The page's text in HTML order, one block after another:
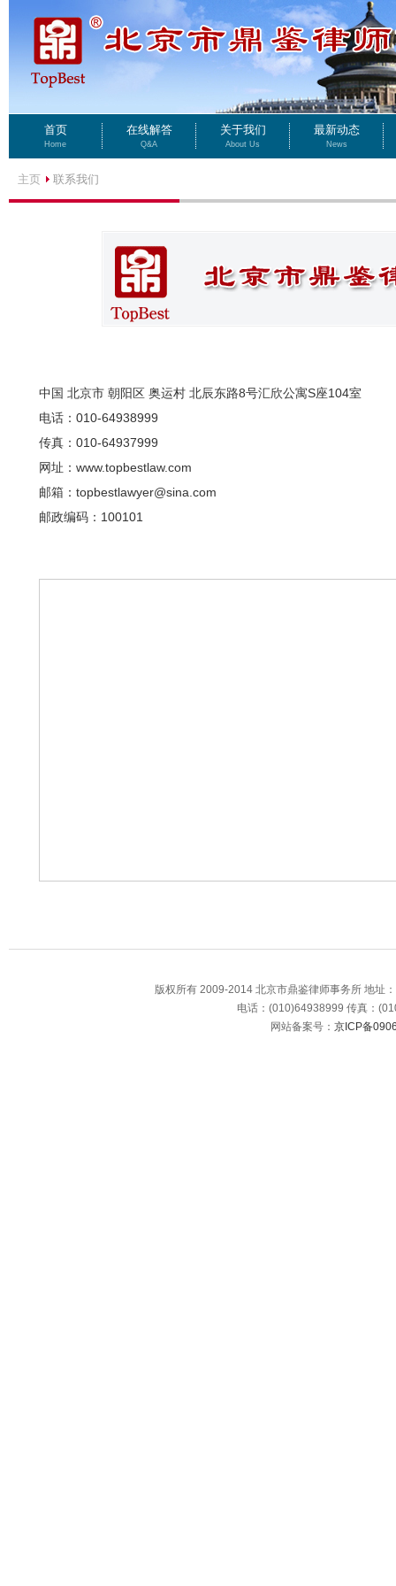
首页
Home
在线解答
Q&A
关于我们
About Us
最新动态
News
主页 联系我们
中国 北京市 朝阳区 奥运村 北辰东路8号汇欣公寓S座104室
电话：010-64938999
传真：010-64937999
网址：www.topbestlaw.com
邮箱：topbestlawyer@sina.com
邮政编码：100101
版权所有 2009-2014 北京市鼎鉴律师事务所 地址
电话：(010)64938999 传真：
网站备案号： 京ICP备